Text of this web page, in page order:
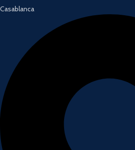
Casablanca